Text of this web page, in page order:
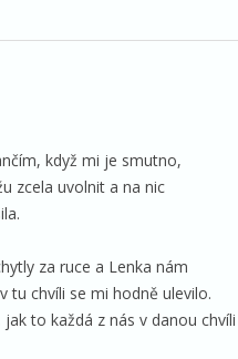
když mi je smutno,
zcela uvolnit a na nic
za ruce a Lenka nám
tu chvíli se mi hodně ulevilo.
to každá z nás v danou chvíli